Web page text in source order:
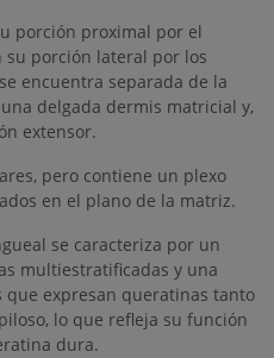
porción proximal por el
porción lateral por los
encuentra separada de la
delgada dermis matricial y,
extensor.
pero contiene un plexo
en el plano de la matriz.
se caracteriza por un
multiestratificadas y una
que expresan queratinas tanto
lo que refleja su función
dura.